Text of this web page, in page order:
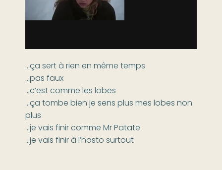
…ça sert à rien en même temps
…pas faux
…c’est comme les lobes
…ça tombe bien je sens plus mes lobes non
plus
…je vais finir comme Mr Patate
…je vais finir à l’hosto surtout